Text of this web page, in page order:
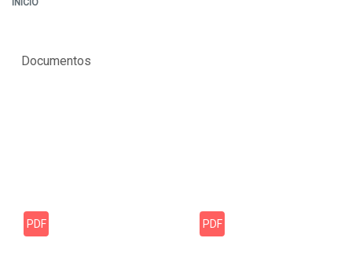
Documentos
PDF PDF